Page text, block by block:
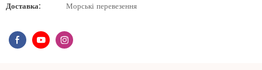
Доставка: Морські перевезення